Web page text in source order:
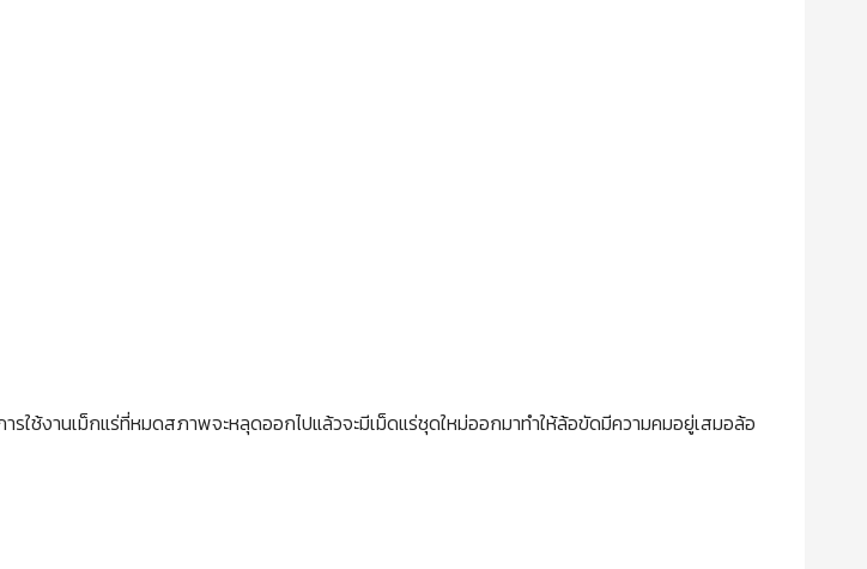
รใช้งานเม็กแร่ที่หมดสภาพจะหลุดออกไปแล้วจะมีเม็ดแร่ชุดใหม่ออกมาทำให้ล้อขัดมีความคมอยู่เสมอล้อ